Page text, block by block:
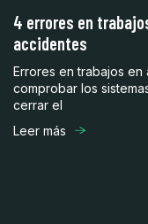
4 errores en
accidentes
Errores en trabajos en
comprobar los
cerrar el
Leer más